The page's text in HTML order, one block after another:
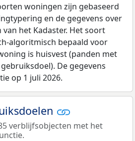
woningen zijn gebaseerd
en de gegevens over
het Kadaster. Het soort
algoritmisch bepaald voor
is huisvest (panden met
De gegevens
op 1 juli 2026.
verblijfsobjecten met het